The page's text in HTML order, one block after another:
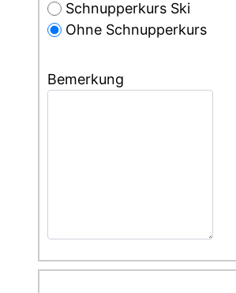
Schnupperkurs Ski
Ohne Schnupperkurs
Bemerkung